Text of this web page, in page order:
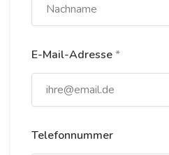
E-Mail-Adresse*
Telefonnummer